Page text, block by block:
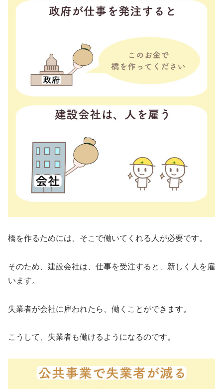
橋を作るためには、そこで働いてくれる人が必要です。
そのため、建設会社は、仕事を受注すると、新しく人を雇
います。
失業者が会社に雇われたら、働くことができます。
こうして、失業者も働けるようになるのです。